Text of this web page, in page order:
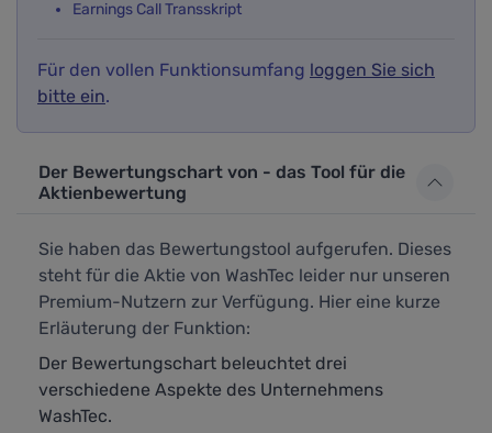
Earnings Call Transskript
Für den vollen Funktionsumfang loggen Sie sich
bitte ein.
Der Bewertungschart von - das Tool für die
Aktienbewertung
Sie haben das Bewertungstool aufgerufen. Dieses
steht für die Aktie von WashTec leider nur unseren
Premium-Nutzern zur Verfügung. Hier eine kurze
Erläuterung der Funktion:
Der Bewertungschart beleuchtet drei
verschiedene Aspekte des Unternehmens
WashTec.